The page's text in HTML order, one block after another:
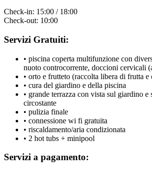
Check-in: 15:00 / 18:00
Check-out: 10:00
Servizi Gratuiti:
• piscina coperta multifunzione con
nuoto controcorrente, doccioni cervicali
• orto e frutteto (raccolta libera di frutta e
• cura del giardino e della piscina
• grande terrazza con vista sul giardino e
circostante
• pulizia finale
• connessione wi fi gratuita
• riscaldamento/aria condizionata
• 2 hot tubs + minipool
Servizi a pagamento: